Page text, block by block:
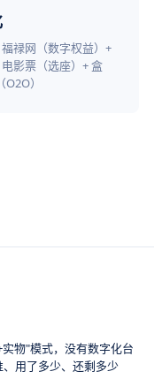
禄网（数字权益）+
影票（选座）+ 盒
）
物"模式，没有数字化台
用了多少、还剩多少